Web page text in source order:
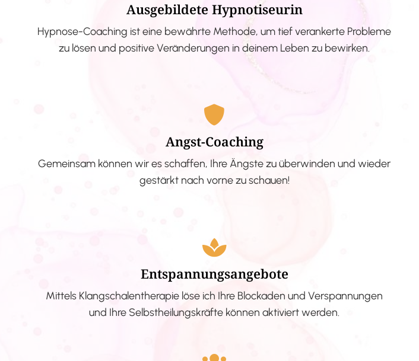
Ausgebildete Hypnotiseurin
Hypnose-Coaching ist eine bewährte Methode, um tief verankerte Probleme
zu lösen und positive Veränderungen in deinem Leben zu bewirken.
Angst-Coaching
Gemeinsam können wir es schaffen, Ihre Ängste zu überwinden und wieder
gestärkt nach vorne zu schauen!
Entspannungsangebote
Mittels Klangschalentherapie löse ich Ihre Blockaden und Verspannungen
und Ihre Selbstheilungskräfte können aktiviert werden.